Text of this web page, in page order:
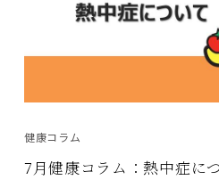
健康コラム
7月健康コラム：熱中症に